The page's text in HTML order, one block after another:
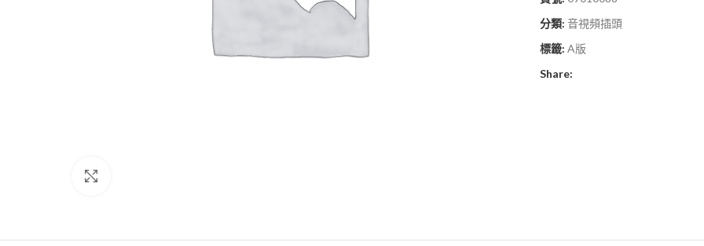
分類: 音視頻插頭
標籤: A版
Share: